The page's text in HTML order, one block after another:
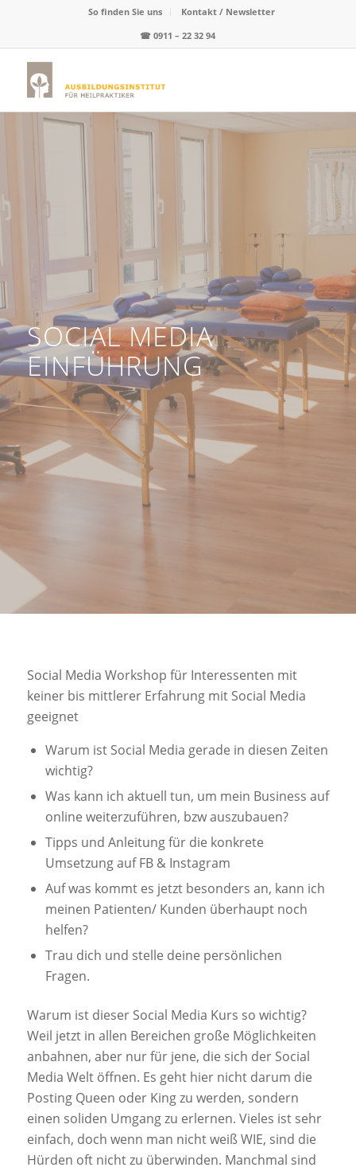
So finden Sie uns
Kontakt / Newsletter
☎0911 – 22 32 94
SOCIAL MEDIA
EINFÜHRUNG
Social Media Workshop für Interessenten mit
keiner bis mittlerer Erfahrung mit Social Media
geeignet
Warum ist Social Media gerade in diesen Zeiten
wichtig?
Was kann ich aktuell tun, um mein Business auf
online weiterzuführen, bzw auszubauen?
Tipps und Anleitung für die konkrete
Umsetzung auf FB & Instagram
Auf was kommt es jetzt besonders an, kann ich
meinen Patienten/ Kunden überhaupt noch
helfen?
Trau dich und stelle deine persönlichen
Fragen.
Warum ist dieser Social Media Kurs so wichtig?
Weil jetzt in allen Bereichen große Möglichkeiten
anbahnen, aber nur für jene, die sich der Social
Media Welt öffnen. Es geht hier nicht darum die
Posting Queen oder King zu werden, sondern
einen soliden Umgang zu erlernen. Vieles ist sehr
einfach, doch wenn man nicht weiß WIE, sind die
Hürden oft nicht zu überwinden. Manchmal sind